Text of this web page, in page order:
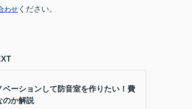
わせ ください。
ベーションして防音室を作りたい！費
のか解説